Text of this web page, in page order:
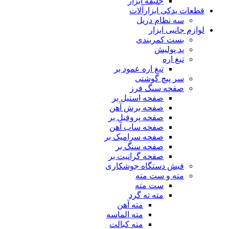
قطعات یدکی ابزارآلات
سه نظام دریل
لوازم جانبی ابزار
بست کمربندی
پد پولیش
تیغ اره
تیغ اره عمود بر
سر پیچ گوشتی
صفحه سنگ فرز
صفحه استیل بر
صفحه برش آهن
صفحه پروفیل بر
صفحه ساب آهن
صفحه سرامیک بر
صفحه سنگ بر
صفحه گرانیت بر
فیش دستگاه جوشکاری
مته و ست مته
ست مته
مته ته گرد
مته آهن
مته الماسه
مته کبالت